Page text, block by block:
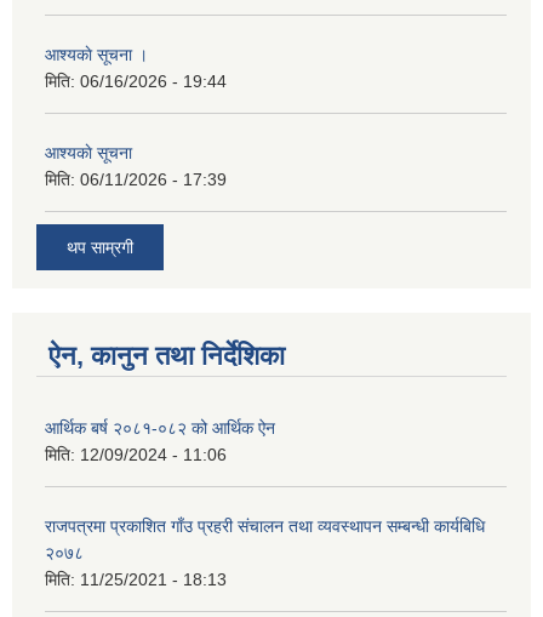
आश्यकाे सूचना ।
मिति: 06/16/2026 - 19:44
आश्यकाे सूचना
मिति: 06/11/2026 - 17:39
थप साम्रगी
ऐन, कानुन तथा निर्देशिका
आर्थिक बर्ष २०८१-०८२ को आर्थिक ऐन
मिति: 12/09/2024 - 11:06
राजपत्रमा प्रकाशित गाँउ प्रहरी संचालन तथा व्यवस्थापन सम्बन्धी कार्यबिधि
२०७८
मिति: 11/25/2021 - 18:13